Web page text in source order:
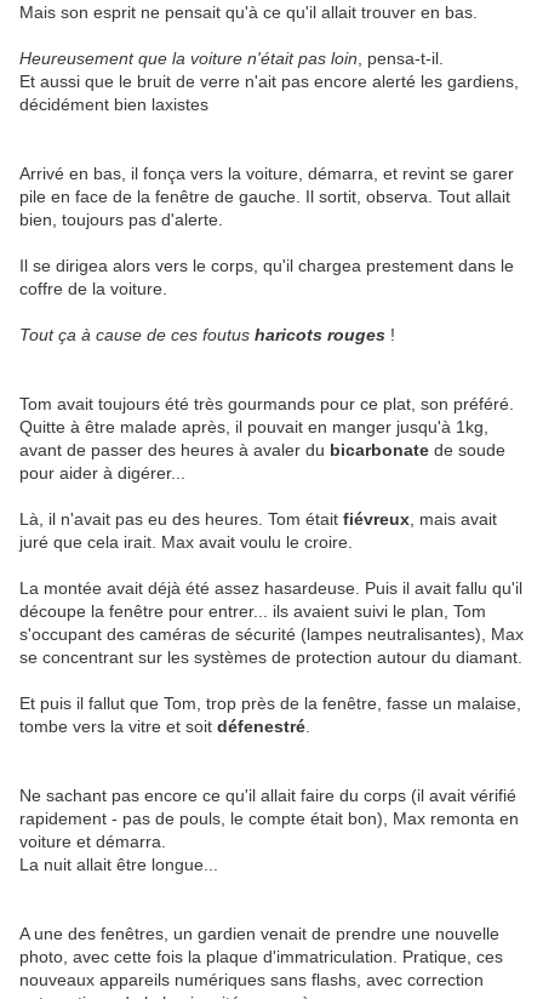
Mais son esprit ne pensait qu'à ce qu'il allait trouver en bas.
Heureusement que la voiture n'était pas loin , pensa-t-il.
Et aussi que le bruit de verre n'ait pas encore alerté les gardiens,
décidément bien laxistes
Arrivé en bas, il fonça vers la voiture, démarra, et revint se garer
pile en face de la fenêtre de gauche. Il sortit, observa. Tout allait
bien, toujours pas d'alerte.
Il se dirigea alors vers le corps, qu'il chargea prestement dans le
coffre de la voiture.
Tout ça à cause de ces foutus haricots rouges !
Tom avait toujours été très gourmands pour ce plat, son préféré.
Quitte à être malade après, il pouvait en manger jusqu'à 1kg,
avant de passer des heures à avaler du bicarbonate de soude
pour aider à digérer...
Là, il n'avait pas eu des heures. Tom était fiévreux , mais avait
juré que cela irait. Max avait voulu le croire.
La montée avait déjà été assez hasardeuse. Puis il avait fallu qu'il
découpe la fenêtre pour entrer... ils avaient suivi le plan, Tom
s'occupant des caméras de sécurité (lampes neutralisantes), Max
se concentrant sur les systèmes de protection autour du diamant.
Et puis il fallut que Tom, trop près de la fenêtre, fasse un malaise,
tombe vers la vitre et soit défenestré
Ne sachant pas encore ce qu'il allait faire du corps (il avait vérifié
rapidement - pas de pouls, le compte était bon), Max remonta en
voiture et démarra.
La nuit allait être longue...
A une des fenêtres, un gardien venait de prendre une nouvelle
photo, avec cette fois la plaque d'immatriculation. Pratique, ces
nouveaux appareils numériques sans flashs, avec correction